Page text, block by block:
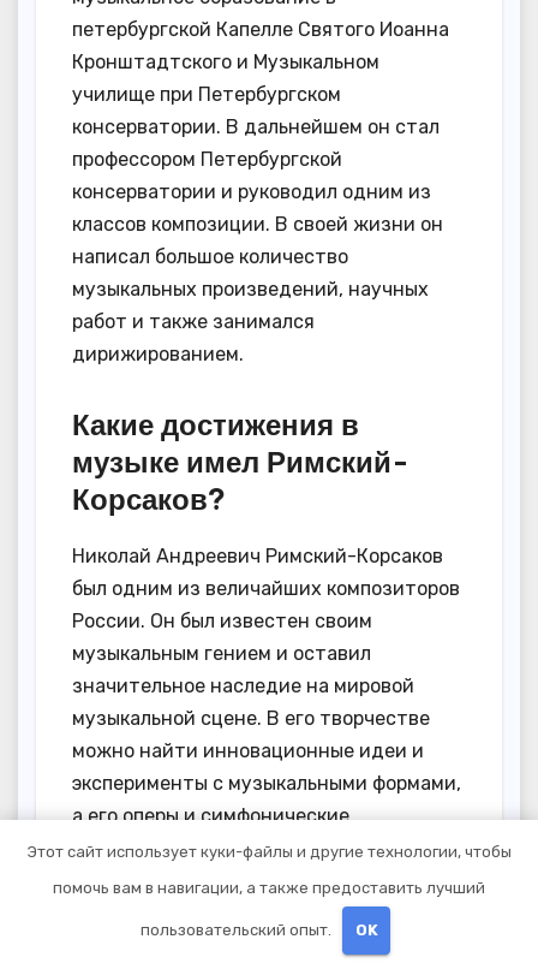
петербургской Капелле Святого Иоанна
Кронштадтского и Музыкальном
училище при Петербургском
консерватории. В дальнейшем он стал
профессором Петербургской
консерватории и руководил одним из
классов композиции. В своей жизни он
написал большое количество
музыкальных произведений, научных
работ и также занимался
дирижированием.
Какие достижения в
музыке имел Римский-
Корсаков?
Николай Андреевич Римский-Корсаков
был одним из величайших композиторов
России. Он был известен своим
музыкальным гением и оставил
значительное наследие на мировой
музыкальной сцене. В его творчестве
можно найти инновационные идеи и
эксперименты с музыкальными формами,
а его оперы и симфонические
произведения считаются классическими
шедеврами.
Этот сайт использует куки-файлы и другие технологии, чтобы
помочь вам в навигации, а также предоставить лучший
пользовательский опыт. OK